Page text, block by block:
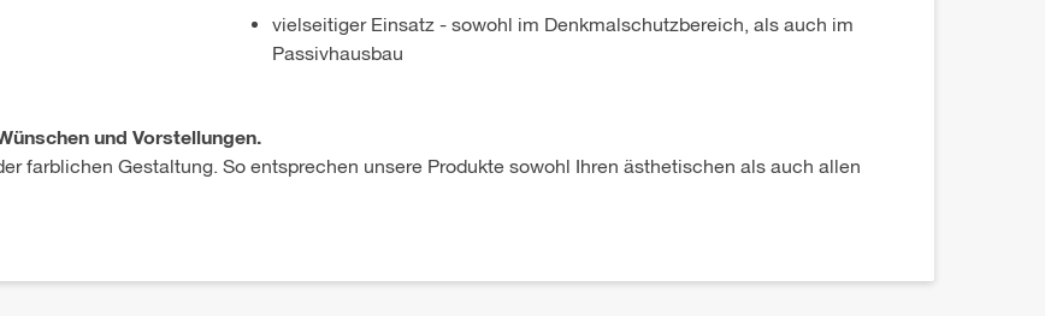
vielseitiger Einsatz - sowohl im Denkmalschutzbereich, als auch im
Passivhausbau
und Vorstellungen.
farblichen Gestaltung. So entsprechen unsere Produkte sowohl Ihren ästhetischen als auch allen